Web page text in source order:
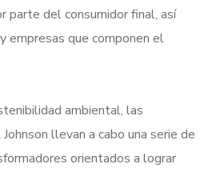
parte del consumidor final, así
empresas que componen el
ambiental, las
llevan a cabo una serie de
orientados a lograr